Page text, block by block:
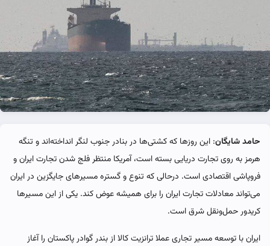
حامد شایگان: این روزها که کشتی‌ها در بنادر جنوب لنگر انداخته‌اند و تنگه
هرمز به روی تجارت دریایی بسته است، آمریکا منتظر فلج شدن تجارت ایران و
فروپاشی اقتصادی است. درحالی که تنوع و گستره مسیرهای جایگزین در ایران
می‌تواند معادلات تجارت ایران را برای همیشه عوض کند. یکی از این مسیرها
کریدور حمل‌ونقل شرق است.
ایران با توسعه مسیر تجاری عملا ترانزیت کالا از بندر گوادر پاکستان را آغاز